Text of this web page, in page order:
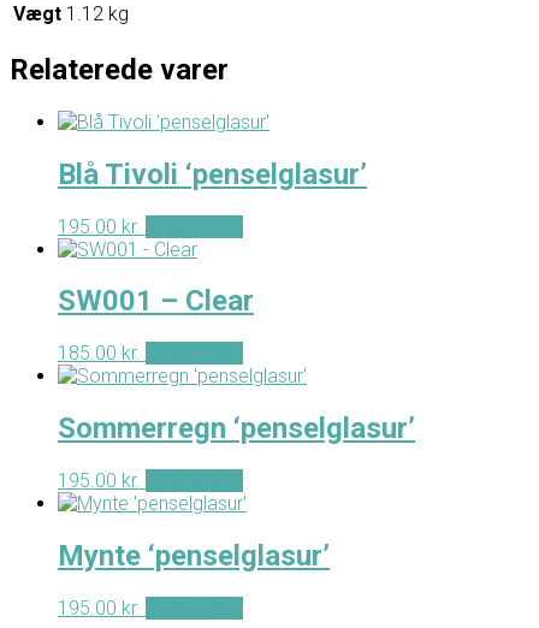
Vægt 1.12 kg
Relaterede varer
Blå Tivoli ‘penselglasur’
195.00 kr.
SW001 – Clear
185.00 kr.
Sommerregn ‘penselglasur’
195.00 kr.
Mynte ‘penselglasur’
195.00 kr.